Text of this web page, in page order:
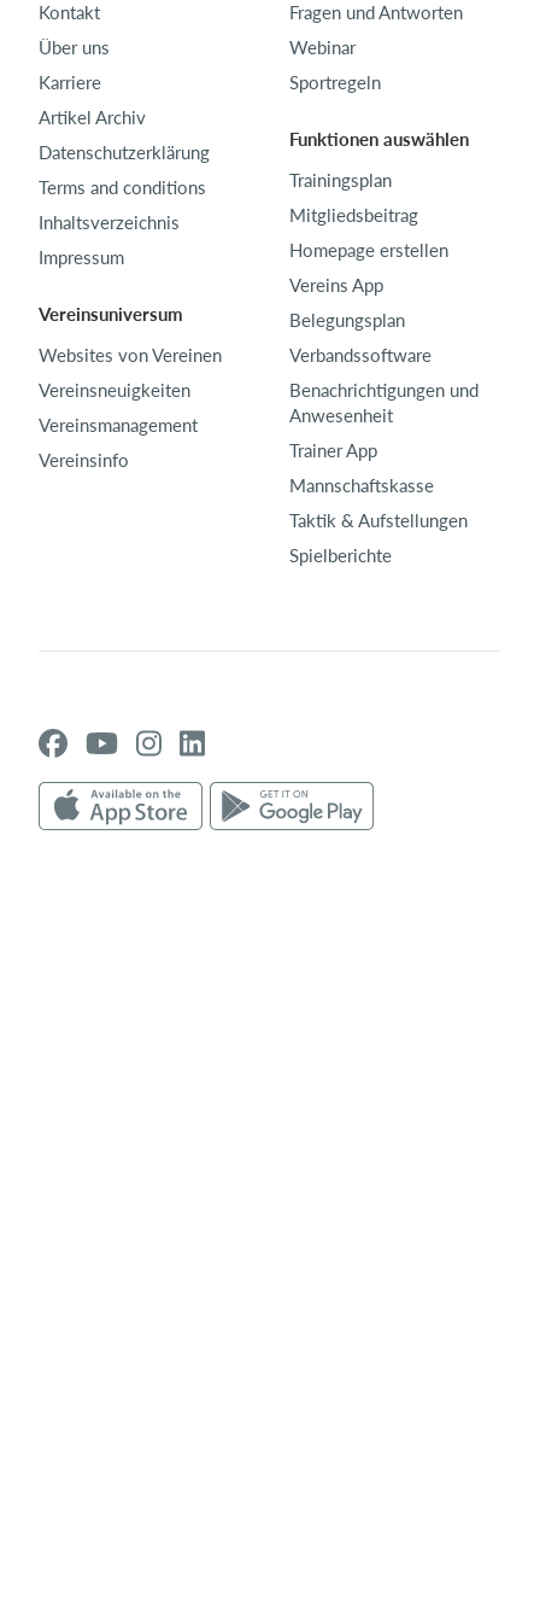
Kontakt
Über uns
Karriere
Artikel Archiv
Datenschutzerklärung
Terms and conditions
Inhaltsverzeichnis
Impressum
Vereinsuniversum
Websites von Vereinen
Vereinsneuigkeiten
Vereinsmanagement
Vereinsinfo
Fragen und Antworten
Webinar
Sportregeln
Funktionen auswählen
Trainingsplan
Mitgliedsbeitrag
Homepage erstellen
Vereins App
Belegungsplan
Verbandssoftware
Benachrichtigungen und
Anwesenheit
Trainer App
Mannschaftskasse
Taktik & Aufstellungen
Spielberichte